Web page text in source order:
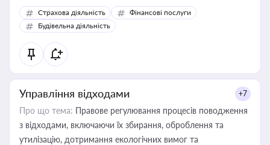
корисне для власника бізнесу, керівника, юриста або
бухгалтера під час оподаткування, приватизації, оренди
державного майна, корпоративних угод і перевірки
статусу суб'єктів оціночної діяльності
Страхова діяльність
Фінансові послуги
Будівельна діяльність
Управління відходами +7
Про що тема: Правове регулювання процесів поводження
з відходами, включаючи їх збирання, оброблення та
утилізацію, дотримання екологічних вимог та